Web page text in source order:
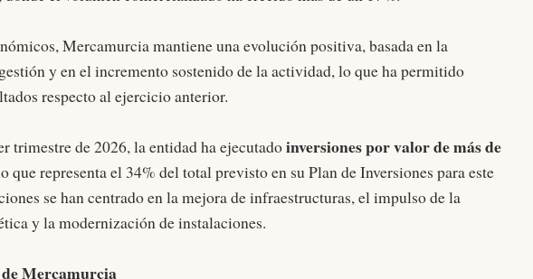
Mercamurcia mantiene una evolución positiva, basada en la
y en el incremento sostenido de la actividad, lo que ha permitido
respecto al ejercicio anterior.
trimestre de 2026, la entidad ha ejecutadoinversiones por valor de más de
que representa el 34% del total previsto en su Plan de Inversiones para este
se han centrado en la mejora de infraestructuras, el impulso de la
y la modernización de instalaciones.
Mercamurcia